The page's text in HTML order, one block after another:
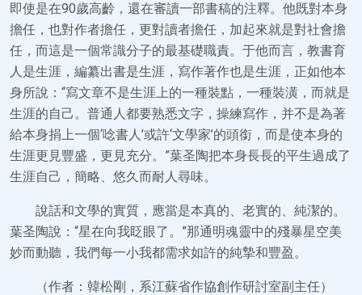
即使是在90歲高齡，還在審讀一部書稿的注釋。他既對本身
擔任，也對作者擔任，更對讀者擔任，加起來就是對社會擔
任，而這是一個常識分子的最基礎職責。于他而言，教書育
人是生涯，編纂出書是生涯，寫作著作也是生涯，正如他本
身所說：“寫文章不是生涯上的一種裝點，一種裝潢，而就是
生涯的自己。普通人都要熟悉文字，操練寫作，并不是為著
給本身捐上一個‘唸書人’或許‘文學家’的頭銜，而是使本身的
生涯更見豐盛，更見充分。”葉圣陶把本身長長的平生過成了
生涯自己，簡略、悠久而耐人尋味。
說話和文學的實質，應當是本真的、老實的、純潔的。
葉圣陶說：“星在向我眨眼了。”那通明魂靈中的殘暴星空美
妙而動聽，我們每一小我都需求如許的純摯和豐盈。
（作者：韓松剛，系江蘇省作協創作研討室副主任）